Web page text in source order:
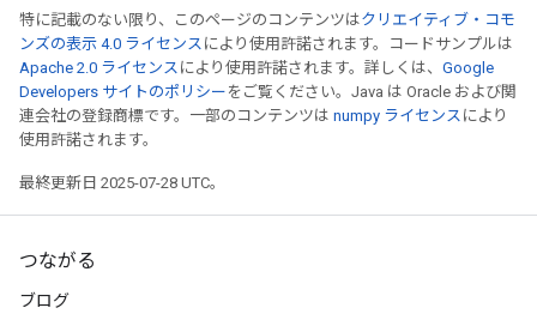
特に記載のない限り、このページのコンテンツはクリエイティブ・コモ
ンズの表示 4.0 ライセンス により使用許諾されます。コードサンプルは
Apache 2.0 ライセンス により使用許諾されます。詳しくは、 Google
Developers サイトのポリシー をご覧ください。Java は Oracle および関
連会社の登録商標です。一部のコンテンツは numpy ライセンス により
使用許諾されます。
最終更新日 2025-07-28 UTC。
つながる
ブログ